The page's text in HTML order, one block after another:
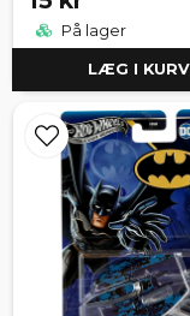
På lager
LÆG I KURV